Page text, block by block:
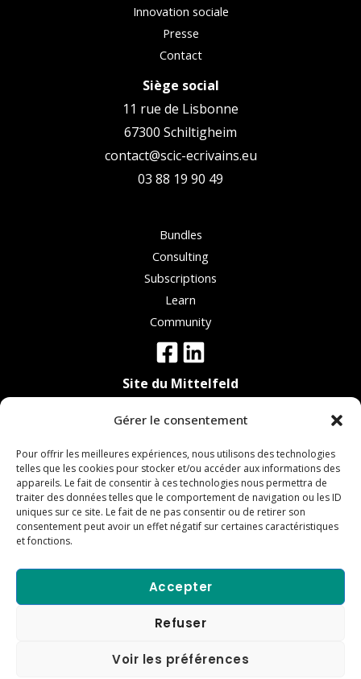
Gérer le consentement
Pour offrir les meilleures expériences, nous utilisons des technologies
telles que les cookies pour stocker et/ou accéder aux informations des
appareils. Le fait de consentir à ces technologies nous permettra de
traiter des données telles que le comportement de navigation ou les ID
uniques sur ce site. Le fait de ne pas consentir ou de retirer son
consentement peut avoir un effet négatif sur certaines caractéristiques
et fonctions.
Accepter
Refuser
Voir les préférences
Innovation sociale
Presse
Contact
Siège social
11 rue de Lisbonne
67300 Schiltigheim
contact@scic-ecrivains.eu
03 88 19 90 49
Bundles
Consulting
Subscriptions
Learn
Community
Site du Mittelfeld
67300 Schiltigheim
Site de Haguenau
6 rue de l'Ecorçage
67590 Schweighouse-sur-Moder
Copyright © 2024 Régie des Ecrivains
Politique de confidentialité